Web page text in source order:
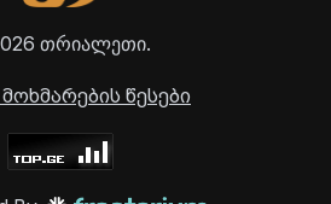
თრიალეთი.
წესები